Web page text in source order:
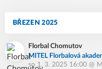
BŘEZEN 2025
Florbal Chomutov
MITEL Florbalová
so 1. 3. 2025 16:00 @